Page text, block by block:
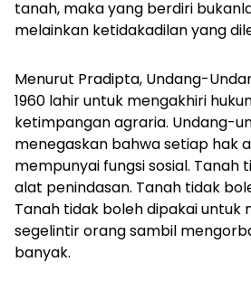
tanah, maka yang berdiri
melainkan ketidakadilan yang
Menurut Pradipta, Undang-
1960 lahir untuk mengakhiri
ketimpangan agraria. Undang-
menegaskan bahwa setiap hak
mempunyai fungsi sosial. Tanah
alat penindasan. Tanah tidak
Tanah tidak boleh dipakai untuk
segelintir orang sambil
banyak.